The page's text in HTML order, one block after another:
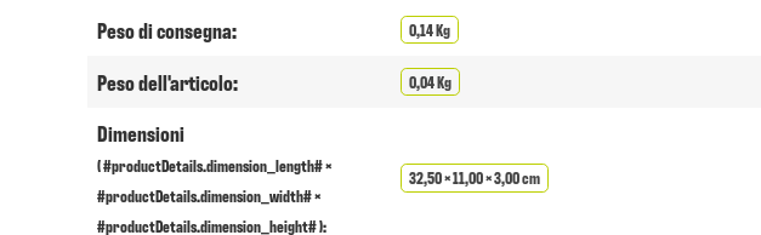
Peso di consegna: 0,14 Kg
Peso dell'articolo: 0,04 Kg
Dimensioni
( #productDetails.dimension_length# ×
#productDetails.dimension_width# ×
#productDetails.dimension_height# ):
32,50 × 11,00 × 3,00 cm